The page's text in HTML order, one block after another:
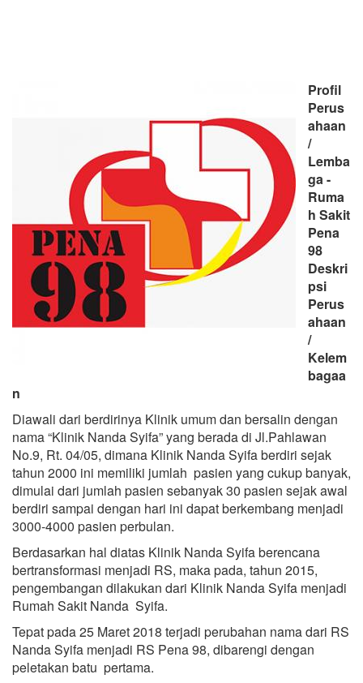
Profil
Perus
ahaan
/
Lemba
ga -
Ruma
h Sakit
Pena
98
Deskri
psi
Perus
ahaan
/
Kelem
bagaa
n
Diawali dari berdirinya Klinik umum dan bersalin dengan
nama “Klinik Nanda Syifa” yang berada di Jl.Pahlawan
No.9, Rt. 04/05, dimana Klinik Nanda Syifa berdiri sejak
tahun 2000 ini memiliki jumlah pasien yang cukup banyak,
dimulai dari jumlah pasien sebanyak 30 pasien sejak awal
berdiri sampai dengan hari ini dapat berkembang menjadi
3000-4000 pasien perbulan.
Berdasarkan hal diatas Klinik Nanda Syifa berencana
bertransformasi menjadi RS, maka pada, tahun 2015,
pengembangan dilakukan dari Klinik Nanda Syifa menjadi
Rumah Sakit Nanda Syifa.
Tepat pada 25 Maret 2018 terjadi perubahan nama dari RS
Nanda Syifa menjadi RS Pena 98, dibarengi dengan
peletakan batu pertama.